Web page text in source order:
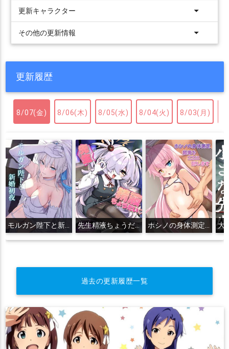
更新キャラクター arrow_drop_down
その他の更新情報 arrow_drop_down
更新履歴
8/07(金) 8/06(木) 8/05(水) 8/04(火) 8/03(月)
モルガン陛下と新婚初夜 先生精液ちょうだい♡ ホシノの身体測定結果をここに記します
過去の更新履歴一覧